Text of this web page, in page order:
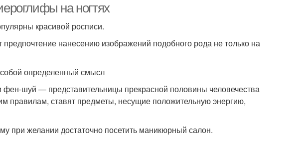
на ногтях
красивой росписи.
предпочтение нанесению изображений подобного рода не только на
определенный смысл
шуй — представительницы прекрасной половины человечества
правилам, ставят предметы, несущие положительную энергию,
при желании достаточно посетить маникюрный салон.